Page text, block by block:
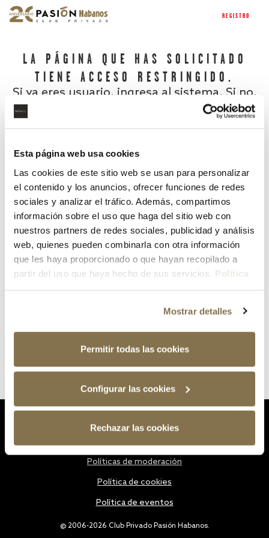
Esta página web usa cookies
Las cookies de este sitio web se usan para personalizar
el contenido y los anuncios, ofrecer funciones de redes
sociales y analizar el tráfico. Además, compartimos
información sobre el uso que haga del sitio web con
nuestros partners de redes sociales, publicidad y análisis
web, quienes pueden combinarla con otra información
que les haya proporcionado o que hayan recopilado a
partir del uso que haya hecho de sus servicios. Política
Mostrar detalles
Permitir todas las cookies
Configurar las cookies
Rechazar las cookies
REGISTRO
LA PÁGINA QUE HAS SOLICITADO
TIENE ACCESO RESTRINGIDO.
Si ya eres usuario, ingresa al sistema. Si no,
¿Has olvidado tu contraseña?
@ 2006-2026 Club Privado Pasión Habanos.
Políticas de moderación
Política de cookies
Política de eventos